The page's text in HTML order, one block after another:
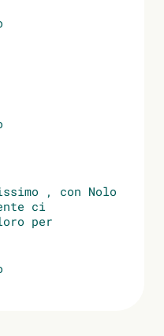
, con Nolo
ci
per